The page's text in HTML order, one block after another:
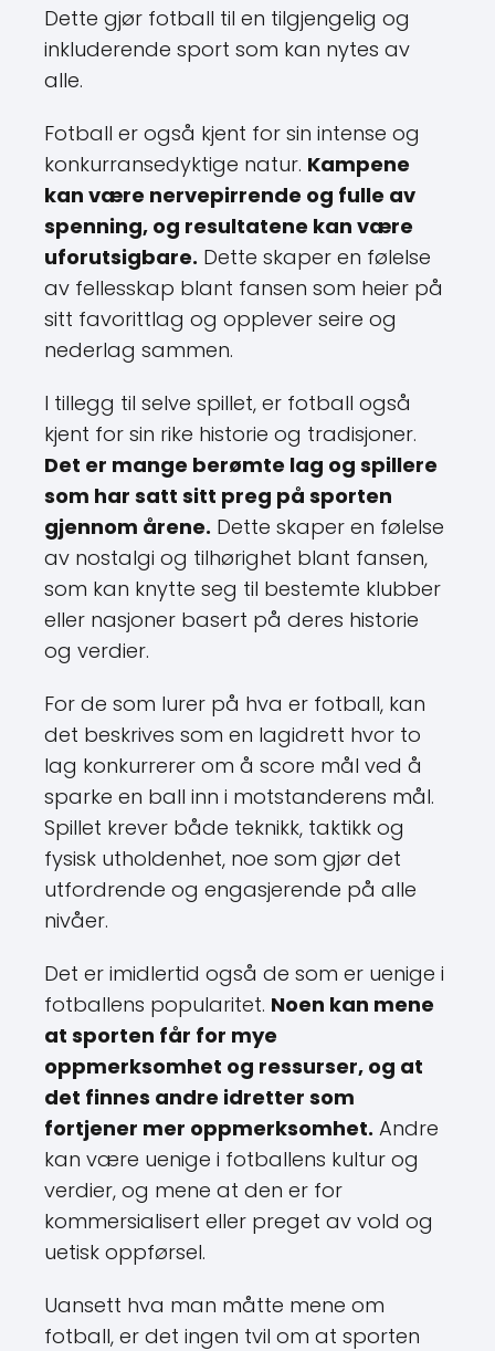
Dette gjør fotball til en tilgjengelig og
inkluderende sport som kan nytes av
alle.
Fotball er også kjent for sin intense og
konkurransedyktige natur. Kampene
kan være nervepirrende og fulle av
spenning, og resultatene kan være
uforutsigbare. Dette skaper en følelse
av fellesskap blant fansen som heier på
sitt favorittlag og opplever seire og
nederlag sammen.
I tillegg til selve spillet, er fotball også
kjent for sin rike historie og tradisjoner.
Det er mange berømte lag og spillere
som har satt sitt preg på sporten
gjennom årene. Dette skaper en følelse
av nostalgi og tilhørighet blant fansen,
som kan knytte seg til bestemte klubber
eller nasjoner basert på deres historie
og verdier.
For de som lurer på hva er fotball, kan
det beskrives som en lagidrett hvor to
lag konkurrerer om å score mål ved å
sparke en ball inn i motstanderens mål.
Spillet krever både teknikk, taktikk og
fysisk utholdenhet, noe som gjør det
utfordrende og engasjerende på alle
nivåer.
Det er imidlertid også de som er uenige i
fotballens popularitet. Noen kan mene
at sporten får for mye
oppmerksomhet og ressurser, og at
det finnes andre idretter som
fortjener mer oppmerksomhet. Andre
kan være uenige i fotballens kultur og
verdier, og mene at den er for
kommersialisert eller preget av vold og
uetisk oppførsel.
Uansett hva man måtte mene om
fotball, er det ingen tvil om at sporten